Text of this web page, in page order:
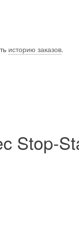
историю заказов.
Stop-